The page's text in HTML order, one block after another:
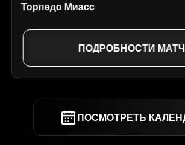
Торпедо Миасс
ПОДРОБНОСТИ
ПОСМОТРЕТЬ